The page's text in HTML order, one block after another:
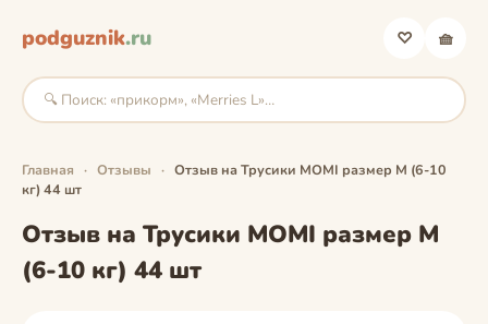
podguznik.ru ♡ 🧺
Главная · Отзывы · Отзыв на Трусики MOMI размер M (6-10
кг) 44 шт
Отзыв на Трусики MOMI размер M
(6-10 кг) 44 шт